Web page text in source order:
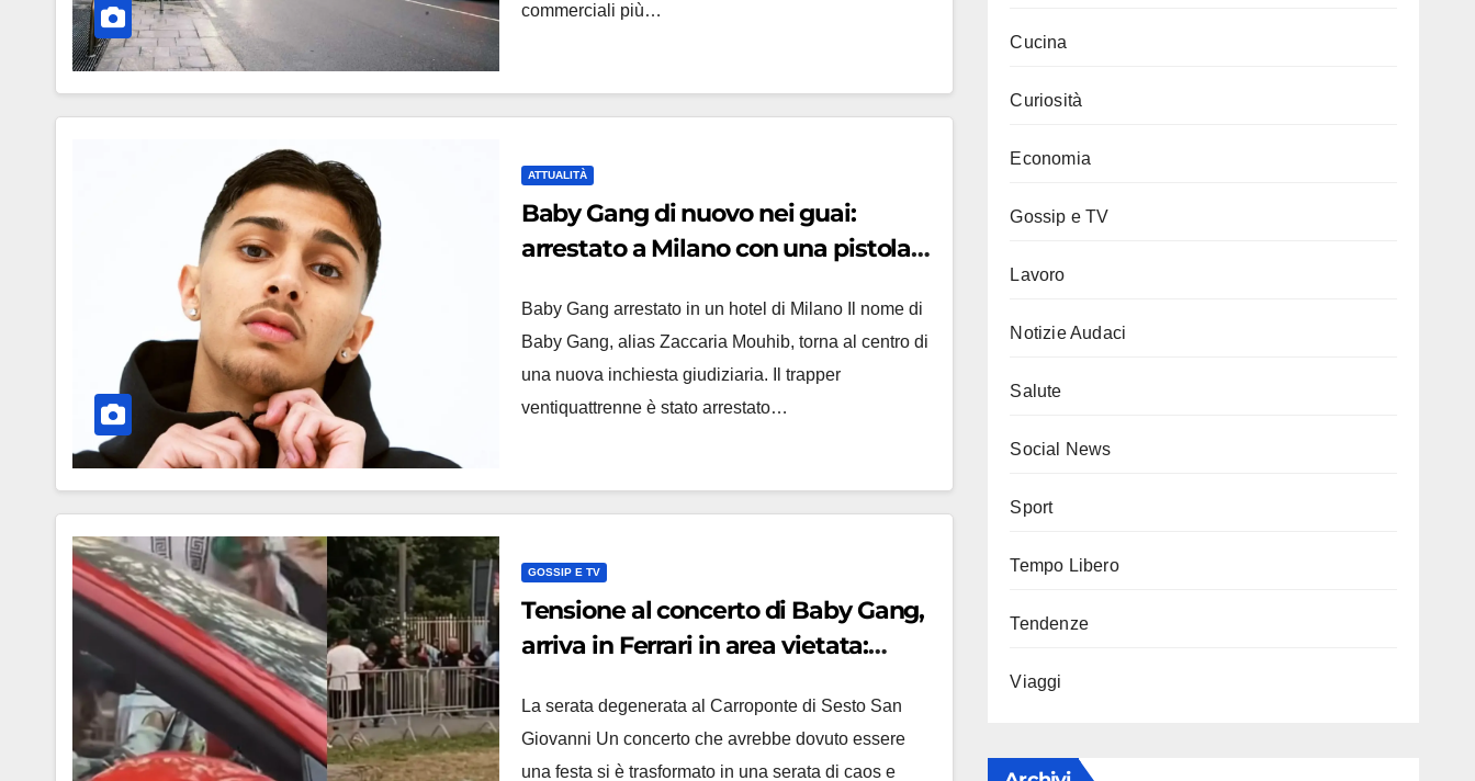
commerciali più…
ATTUALITÀ
Baby Gang di nuovo nei guai:
arrestato a Milano con una pistola
Valsassina
Baby Gang arrestato in un hotel di Milano Il nome di
Baby Gang, alias Zaccaria Mouhib, torna al centro di
una nuova inchiesta giudiziaria. Il trapper
ventiquattrenne è stato arrestato…
GOSSIP E TV
Tensione al concerto di Baby Gang,
arriva in Ferrari in area vietata:
La serata degenerata al Carroponte di Sesto San
Giovanni Un concerto che avrebbe dovuto essere
una festa si è trasformato in una serata di caos e
Cucina
Curiosità
Economia
Gossip e TV
Lavoro
Notizie Audaci
Salute
Social News
Sport
Tempo Libero
Tendenze
Viaggi